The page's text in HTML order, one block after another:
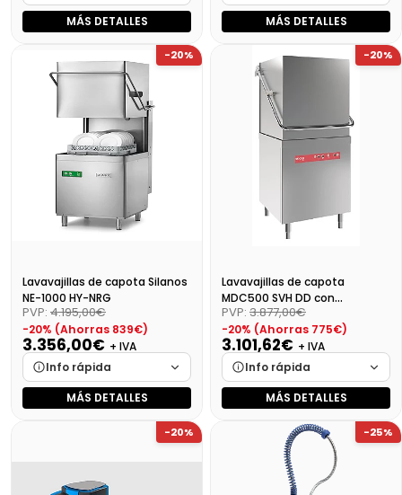
Marca
Cargando…
Cargando…
Disponibilidad
Cargando…
Precio final (+21%)
2389,02 €
MÁS DETALLES
Marca
Cargando…
Medidas
Cargando…
Disponibilidad
Precio final (+21%)
3809,08 €
MÁS DETALLES
-20%
Lavavajillas de capota Silanos
NE-1000 HY-NRG
PVP: 4.195,00€
-20% (Ahorras 839€)
3.356,00€ + IVA
Info rápida
Marca
Cargando…
Cargando…
Precio final (+21%)
MÁS DETALLES
-20%
Lavavajillas de capota
MDC500 SVH DD con
dosificador de detergente
PVP: 3.877,00€
-20% (Ahorras 775€)
3.101,62€ + IVA
Info rápida
Marca
Cargando…
Cargando…
Disponibilidad
Cargando…
Precio final (+21%)
MÁS DETALLES
-20% -25%